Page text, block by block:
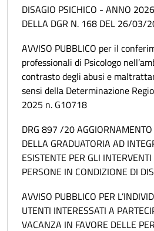
DISAGIO PSICHICO - ANNO
DELLA DGR N. 168 DEL 26/03/
AVVISO PUBBLICO per il
professionali di Psicologo
contrasto degli abusi e
sensi della Determinazione
2025 n. G10718
DRG 897 /20 AGGIORNAMENTO
DELLA GRADUATORIA AD
ESISTENTE PER GLI
PERSONE IN CONDIZIONE DI
AVVISO PUBBLICO PER
UTENTI INTERESSATI A
VACANZA IN FAVORE DELLE